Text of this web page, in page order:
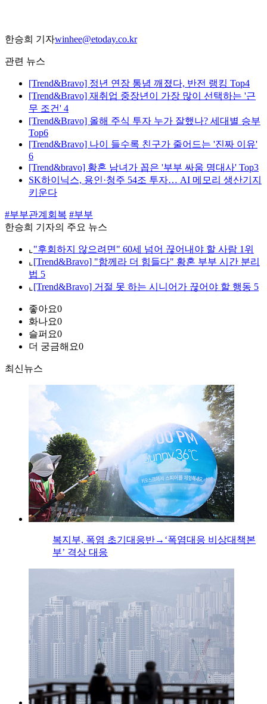
한승희 기자winhee@etoday.co.kr
관련 뉴스
[Trend&Bravo] 정년 연장 통념 깨졌다, 반전 랭킹 Top4
[Trend&Bravo] 재취업 중장년이 가장 많이 선택하는 '근
무 조건' 4
[Trend&Bravo] 올해 주식 투자 누가 잘했나? 세대별 승부
Top6
[Trend&Bravo] 나이 들수록 친구가 줄어드는 '진짜 이유'
6
[Trend&bravo] 황혼 남녀가 꼽은 '부부 싸움 명대사' Top3
SK하이닉스, 용인·청주 54조 투자… AI 메모리 생산기지
키운다
#부부관계회복 #부부
한승희 기자의 주요 뉴스
⌞ "후회하지 않으려면" 60세 넘어 끊어내야 할 사람 1위
⌞ [Trend&Bravo] "함께라 더 힘들다" 황혼 부부 시간 분리
법 5
⌞ [Trend&Bravo] 거절 못 하는 시니어가 끊어야 할 행동 5
좋아요0
화나요0
슬퍼요0
더 궁금해요0
최신뉴스
복지부, 폭염 초기대응반→‘폭염대응 비상대책본
부’ 격상 대응